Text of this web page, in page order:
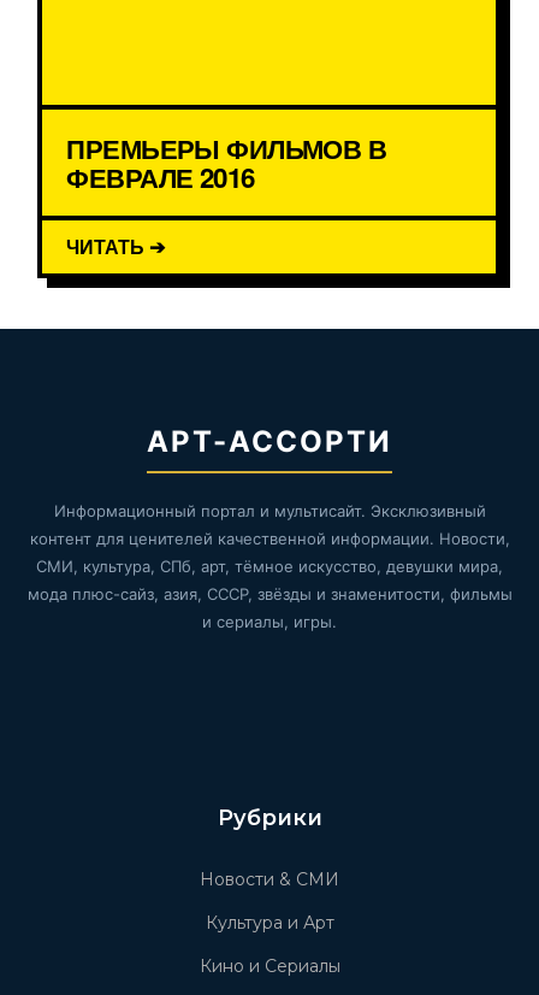
ПРЕМЬЕРЫ ФИЛЬМОВ В
ФЕВРАЛЕ 2016
ЧИТАТЬ ➔
АРТ-АССОРТИ
Информационный портал и мультисайт. Эксклюзивный
контент для ценителей качественной информации. Новости,
СМИ, культура, СПб, арт, тёмное искусство, девушки мира,
мода плюс-сайз, азия, СССР, звёзды и знаменитости, фильмы
и сериалы, игры.
Рубрики
Новости & СМИ
Культура и Арт
Кино и Сериалы